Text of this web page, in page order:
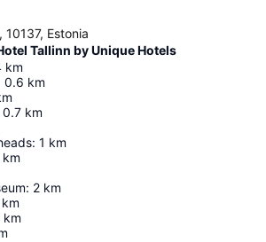
Estonia
Tallinn by Unique Hotels
km
0.6 km
0.7 km
: 1 km
km
: 2 km
km
km